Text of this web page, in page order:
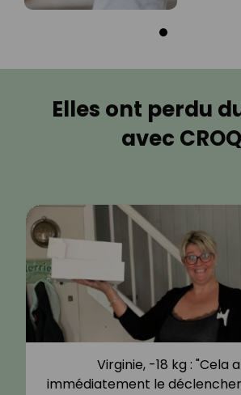
Elles ont perdu
avec CROQ
Virginie, -18 kg : "Cela
immédiatement le